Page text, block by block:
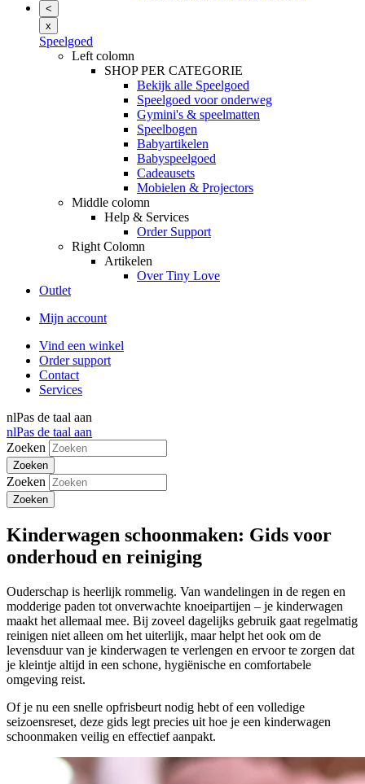
<
x
Speelgoed
Left colomn
SHOP PER CATEGORIE
Bekijk alle Speelgoed
Speelgoed voor onderweg
Gymini's & speelmatten
Speelbogen
Babyartikelen
Babyspeelgoed
Cadeausets
Mobielen & Projectors
Middle colomn
Help & Services
Order Support
Right Colomn
Artikelen
Over Tiny Love
Outlet
Mijn account
Vind een winkel
Order support
Contact
Services
nlPas de taal aan
nlPas de taal aan
Zoeken
Zoeken
Kinderwagen schoonmaken: Gids voor
onderhoud en reiniging
Ouderschap is heerlijk rommelig. Van wandelingen in de regen en
modderige paden tot onverwachte knoeipartijen – je kinderwagen
maakt het allemaal mee. Bij zoveel dagelijks gebruik gaat regelmatig
reinigen niet alleen om het uiterlijk, maar helpt het ook om de
levensduur van je kinderwagen te verlengen en ervoor te zorgen dat
je kleintje altijd in een schone, hygiënische en comfortabele
omgeving reist.
Of je nu een snelle opfrisbeurt nodig hebt of een volledige
seizoensreset, deze gids legt precies uit hoe je een kinderwagen
schoonmaken veilig en effectief aanpakt.